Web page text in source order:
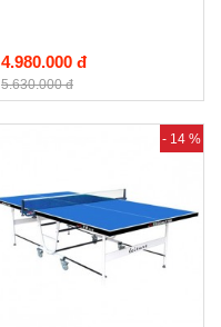
4.980.000 đ
5.630.000 đ
- 14 %